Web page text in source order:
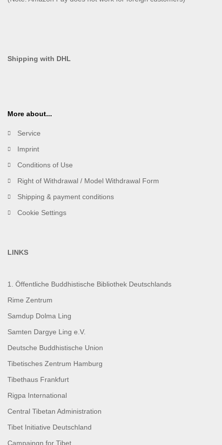
Shipping with DHL
More about...
Service
Imprint
Conditions of Use
Right of Withdrawal / Model Withdrawal Form
Shipping & payment conditions
Cookie Settings
LINKS
1. Öffentliche Buddhistische Bibliothek Deutschlands
Rime Zentrum
Samdup Dolma Ling
Samten Dargye Ling e.V.
Deutsche Buddhistische Union
Tibetisches Zentrum Hamburg
Tibethaus Frankfurt
Rigpa International
Central Tibetan Administration
Tibet Initiative Deutschland
Campaingn for Tibet